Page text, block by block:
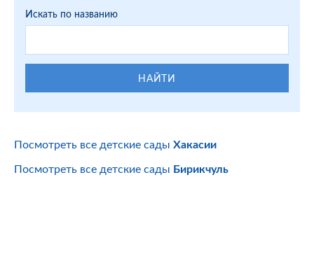
Искать по названию
НАЙТИ
Посмотреть все детские сады Хакасии
Посмотреть все детские сады Бирикчуль